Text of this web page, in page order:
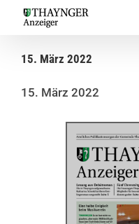
15. März 2022
15. März 2022